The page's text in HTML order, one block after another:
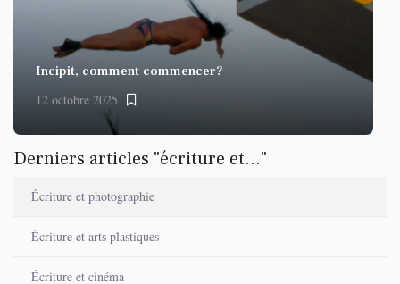
Incipit, comment commencer?
12 octobre 2025
Derniers articles "écriture et..."
Écriture et photographie
Écriture et arts plastiques
Écriture et cinéma